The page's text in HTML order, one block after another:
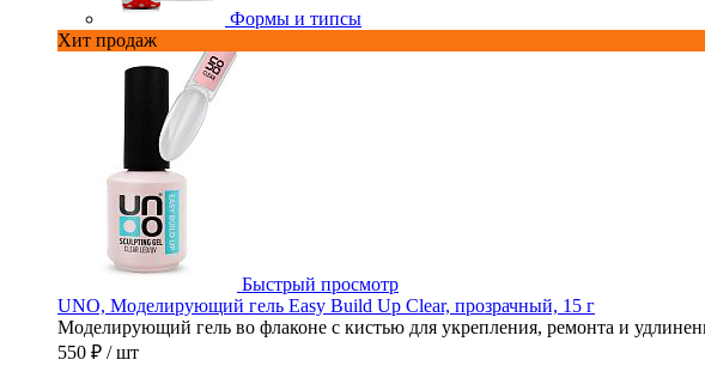
Формы и типсы
Хит продаж
Быстрый просмотр
UNO, Моделирующий гель Easy Build Up Clear, прозрачный, 15 г
Моделирующий гель во флаконе с кистью для укрепления, ремонта и
550 ₽ / шт